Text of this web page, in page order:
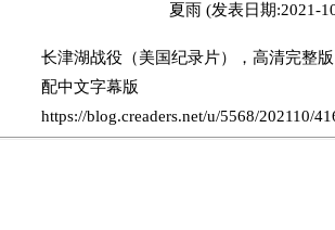
夏雨 (发表日期:2021-
长津湖战役（美国纪录片），高清完整版
配中文字幕版
https://blog.creaders.net/u/5568/202110/